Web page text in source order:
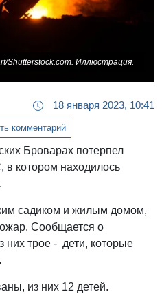
Shutterstock.com. Иллюстрация.
18 января 2023, 10:41
комментарий
Броварах потерпел
в котором находилось
садиком и жилым домом,
Сообщается о
них трое - дети, которые
из них 12 детей.